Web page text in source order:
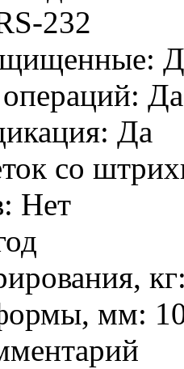
232
:
: Да
: Да
со
: Нет
кг
мм: